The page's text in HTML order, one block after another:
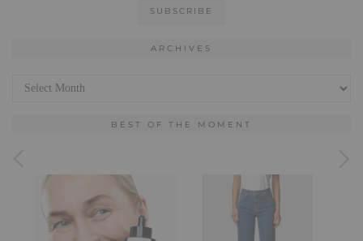
ARCHIVES
BEST OF THE MOMENT